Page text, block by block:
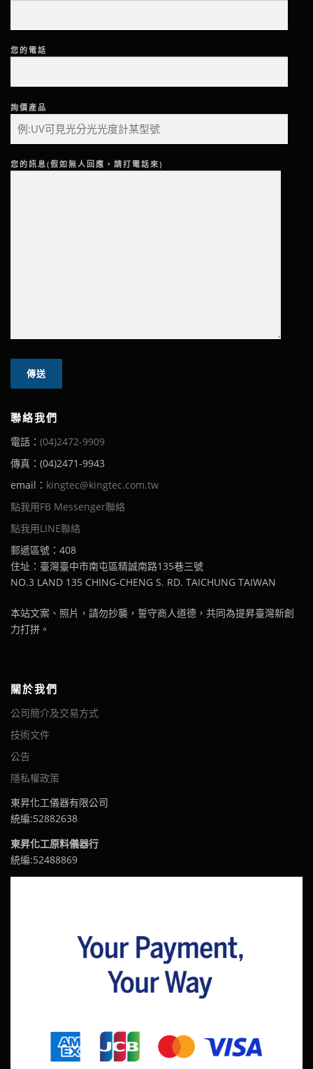
您的電話
詢價產品
您的訊息(假如無人回應，請打電話來)
聯絡我們
電話： (04)2472-9909
傳真：(04)2471-9943
email： kingtec@kingtec.com.tw
點我用FB Messenger聯絡
點我用LINE聯絡
郵遞區號：408
住址：臺灣臺中市南屯區精誠南路135巷三號
NO.3 LAND 135 CHING-CHENG S. RD. TAICHUNG TAIWAN
本站文案、照片，請勿抄襲，誓守商人道德，共同為提昇臺灣新創
力打拼。
關於我們
公司簡介及交易方式
技術文件
公告
隱私權政策
東昇化工儀器有限公司
統編:52882638
東昇化工原料儀器行
統編:52488869